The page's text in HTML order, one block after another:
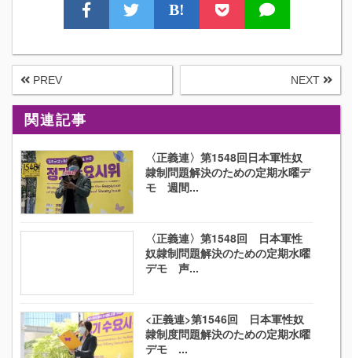
B!
PREV NEXT
関連記事
〈正義連〉第1548回日本軍性奴
隷制問題解決のための定期水曜デ
モ 週間...
〈正義連〉第1548回 日本軍性
奴隷制問題解決のための定期水曜
デモ 声...
<正義連>第1546回 日本軍性奴
隷制度問題解決のための定期水曜
デモ ...